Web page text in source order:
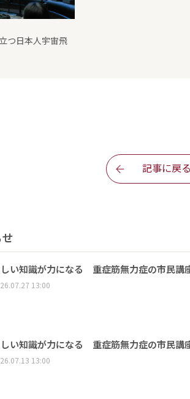
つ日本人宇宙飛
記事に戻る
い知識が力になる 重症筋無力症の市民講
13:00
い知識が力になる 重症筋無力症の市民講
13:00